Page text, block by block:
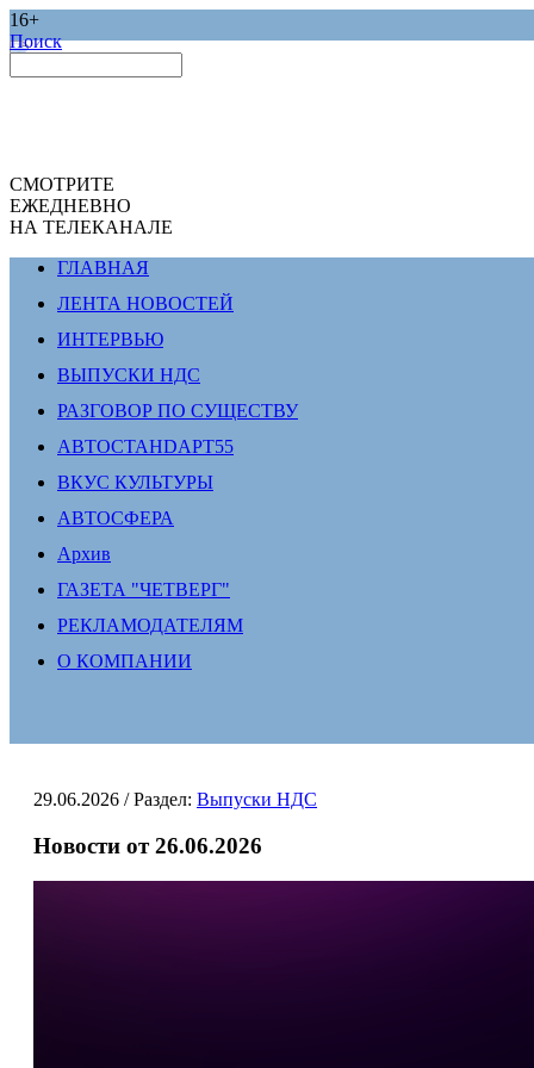
16+
Поиск
СМОТРИТЕ
ЕЖЕДНЕВНО
НА ТЕЛЕКАНАЛЕ
ГЛАВНАЯ
ЛЕНТА НОВОСТЕЙ
ИНТЕРВЬЮ
ВЫПУСКИ НДС
РАЗГОВОР ПО СУЩЕСТВУ
АВТОСТАНDАРТ55
ВКУС КУЛЬТУРЫ
АВТОСФЕРА
Архив
ГАЗЕТА "ЧЕТВЕРГ"
РЕКЛАМОДАТЕЛЯМ
О КОМПАНИИ
29.06.2026 / Раздел: Выпуски НДС
Новости от 26.06.2026